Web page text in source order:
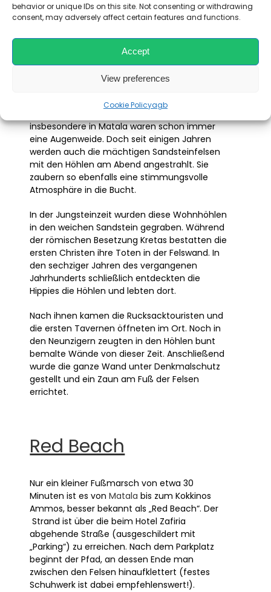
behavior or unique IDs on this site. Not consenting or withdrawing
consent, may adversely affect certain features and functions.
Accept
View preferences
Cookie Policyagb
Suche
insbesondere in Matala waren schon immer
eine Augenweide. Doch seit einigen Jahren
werden auch die mächtigen Sandsteinfelsen
mit den Höhlen am Abend angestrahlt. Sie
zaubern so ebenfalls eine stimmungsvolle
Atmosphäre in die Bucht.
In der Jungsteinzeit wurden diese Wohnhöhlen
in den weichen Sandstein gegraben. Während
der römischen Besetzung Kretas bestatten die
ersten Christen ihre Toten in der Felswand. In
den sechziger Jahren des vergangenen
Jahrhunderts schließlich entdeckten die
Hippies die Höhlen und lebten dort.
Nach ihnen kamen die Rucksacktouristen und
die ersten Tavernen öffneten im Ort. Noch in
den Neunzigern zeugten in den Höhlen bunt
bemalte Wände von dieser Zeit. Anschließend
wurde die ganze Wand unter Denkmalschutz
gestellt und ein Zaun am Fuß der Felsen
errichtet.
Red Beach
Nur ein kleiner Fußmarsch von etwa 30
Minuten ist es vonMatala bis zum Kokkinos
Ammos, besser bekannt als „Red Beach“. Der
Strand ist über die beim Hotel Zafiria
abgehende Straße (ausgeschildert mit
„Parking“) zu erreichen. Nach dem Parkplatz
beginnt der Pfad, an dessen Ende man
zwischen den Felsen hinaufklettert (festes
Schuhwerk ist dabei empfehlenswert!).